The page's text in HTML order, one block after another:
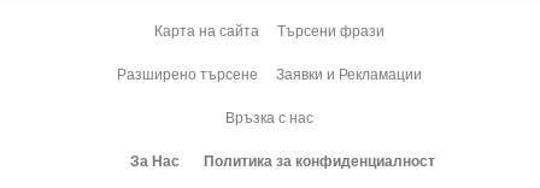
Карта на сайта Търсени фрази
Разширено търсене Заявки и Рекламации
Връзка с нас
За Нас Политика за конфиденциалност